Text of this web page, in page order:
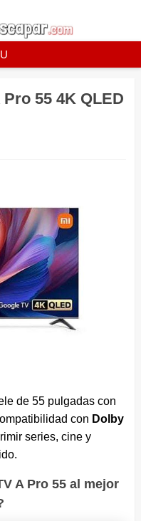
55 4K QLED
de 55 pulgadas con
con Dolby
series, cine y
A Pro 55 al mejor